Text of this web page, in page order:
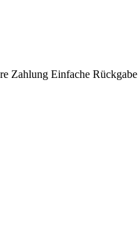
Zahlung Einfache Rückgabe